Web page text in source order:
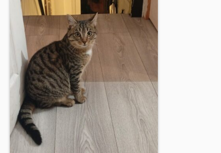
ADOPTER
NOUS AIDER
CONTACT
BOUTIQUE
FORUM